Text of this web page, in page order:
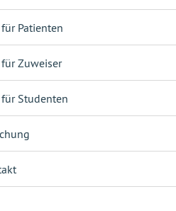
Patienten
Zuweiser
Studenten